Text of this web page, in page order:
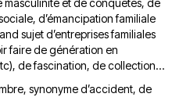
masculinité et de conquêtes, de
d’émancipation familiale
sujet d’entreprises familiales
faire de génération en
de fascination, de collection…
synonyme d’accident, de